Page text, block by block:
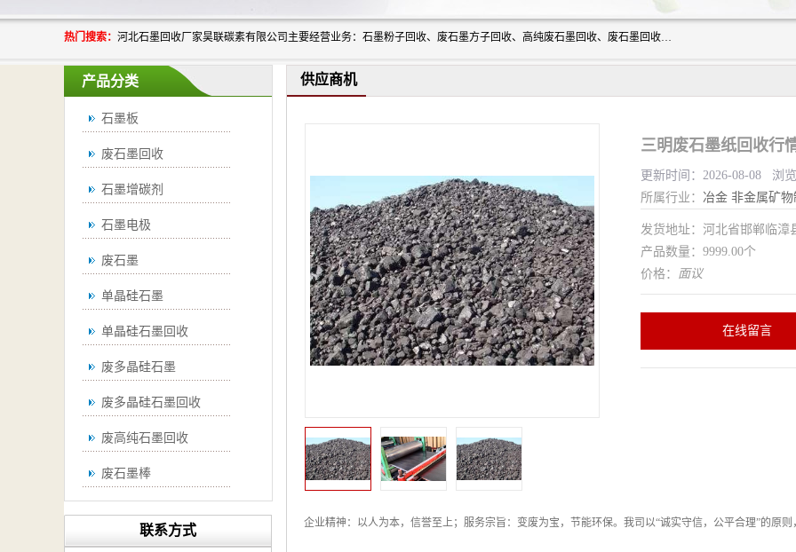
热门搜索： 河北石墨回收厂家昊联碳素有限公司主要经营业务：石墨粉子回收、废石墨方子回收、高纯废石墨回收、废石墨回收、石墨电极回收、废石墨板回收、石墨增碳剂、单晶硅石墨、单晶硅石墨回收、废多晶硅石墨、废多晶硅石墨回收、废高纯石墨回收、废石墨、废石墨棒、废石墨棒回收、废石墨换热器回收、高纯石墨回收、石墨粉回收、石墨换热器回收、石墨纸回收、回收石墨板、回收石墨电极、石墨板回收、石墨回收。
产品分类
石墨板
废石墨回收
石墨增碳剂
石墨电极
废石墨
单晶硅石墨
单晶硅石墨回收
废多晶硅石墨
废多晶硅石墨回收
废高纯石墨回收
废石墨棒
废石墨换热器回收
联系方式
供应商机
三明废石墨纸回收行
更新时间：2026-08-08 浏
所属行业： 冶金 非金属矿物
发货地址：河北省邯郸临
产品数量：9999.00个
价格： 面议
在线留言
企业精神：以人为本，信誉至上；服务宗旨：变废为宝，节能环保。我司以“诚实守信，公平合理”的原